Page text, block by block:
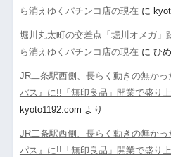
ら消えゆくパチンコ店の現在 に
堀川丸太町の交差点「堀川オメガ」
ら消えゆくパチンコ店の現在 に ひ
JR二条駅西側、長らく動きの無か
パス』に!!「無印良品」開業で盛り
kyoto1192.com より
JR二条駅西側、長らく動きの無か
パス』に!!「無印良品」開業で盛り